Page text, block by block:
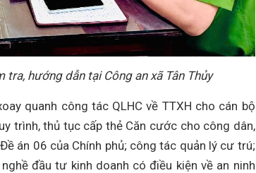
tra, hướng dẫn tại Công an xã Tân Thủy
quanh công tác QLHC về TTXH cho cán bộ
trình, thủ tục cấp thẻ Căn cước cho công dân,
án 06 của Chính phủ; công tác quản lý cư trú;
đầu tư kinh doanh có điều kiện về an ninh